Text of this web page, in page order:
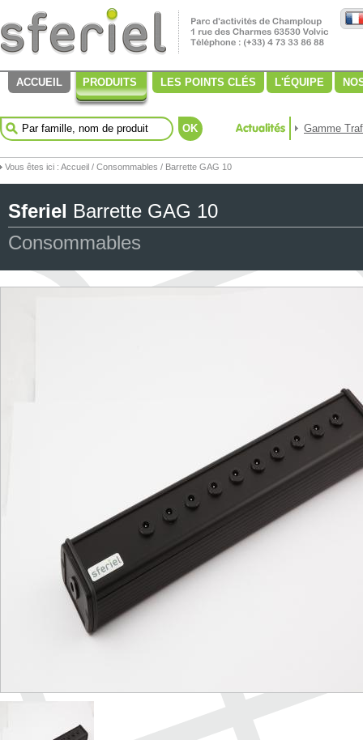
ACCUEIL PRODUITS LES POINTS CLÉS L'ÉQUIPE
OK Gamme
Vous êtes ici : Accueil / Consommables / Barrette GAG 10
Sferiel Barrette GAG 10
Consommables